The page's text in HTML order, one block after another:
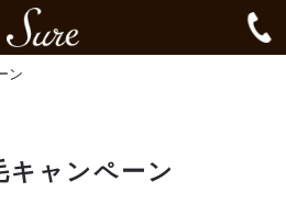
ン
キャンペーン